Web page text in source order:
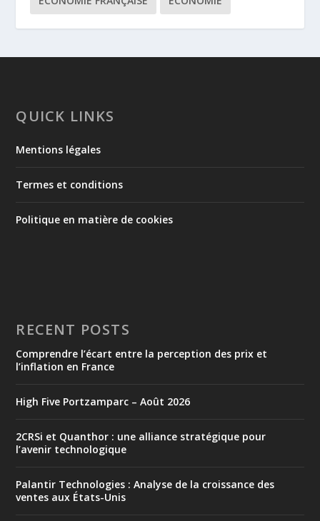
QUICK LINKS
Mentions légales
Termes et conditions
Politique en matière de cookies
RECENT POSTS
Comprendre l’écart entre la perception des prix et
l’inflation en France
High Five Portzamparc – Août 2026
2CRSi et Quanthor : une alliance stratégique pour
l’avenir technologique
Palantir Technologies : Analyse de la croissance des
ventes aux États-Unis